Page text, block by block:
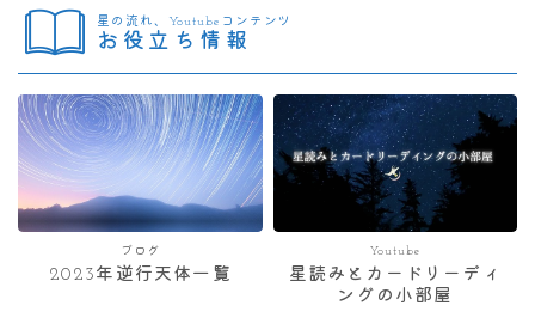
星の流れ、Youtubeコンテンツ
お役立ち情報
ブログ
2023年逆行天体一覧
Youtube
星読みとカードリーディ
ングの小部屋